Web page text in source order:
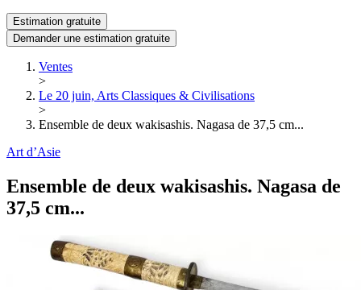
Estimation gratuite
Demander une estimation gratuite
Ventes
>
Le 20 juin, Arts Classiques & Civilisations
>
Ensemble de deux wakisashis. Nagasa de 37,5 cm...
Art d’Asie
Ensemble de deux wakisashis. Nagasa de
37,5 cm...